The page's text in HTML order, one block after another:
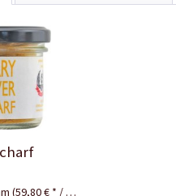
(59,80 € * / 1 Kilogramm)